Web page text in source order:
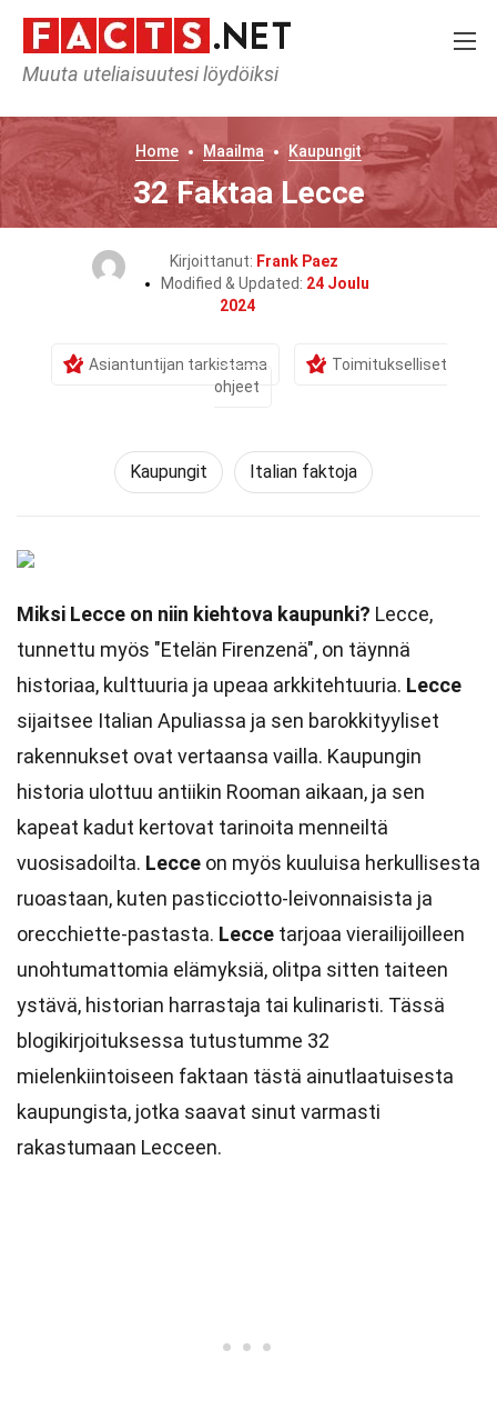
Muuta uteliaisuutesi löydöiksi
Home Maailma Kaupungit
32 Faktaa Lecce
Kirjoittanut: Frank Paez
Modified & Updated: 24 Joulu
2024
Asiantuntijan tarkistama
Toimitukselliset
ohjeet
Kaupungit Italian faktoja
Miksi Lecce on niin kiehtova kaupunki? Lecce,
tunnettu myös "Etelän Firenzenä", on täynnä
historiaa, kulttuuria ja upeaa arkkitehtuuria. Lecce
sijaitsee Italian Apuliassa ja sen barokkityyliset
rakennukset ovat vertaansa vailla. Kaupungin
historia ulottuu antiikin Rooman aikaan, ja sen
kapeat kadut kertovat tarinoita menneiltä
vuosisadoilta. Lecce on myös kuuluisa herkullisesta
ruoastaan, kuten pasticciotto-leivonnaisista ja
orecchiette-pastasta. Lecce tarjoaa vierailijoilleen
unohtumattomia elämyksiä, olitpa sitten taiteen
ystävä, historian harrastaja tai kulinaristi. Tässä
blogikirjoituksessa tutustumme 32
mielenkiintoiseen faktaan tästä ainutlaatuisesta
kaupungista, jotka saavat sinut varmasti
rakastumaan Lecceen.